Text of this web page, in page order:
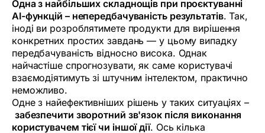
Одна з найбільших складнощів при проєктуванні
AI-функцій – непередбачуваність результатів. Так,
іноді ви розроблятимете продукти для вирішення
конкретних простих завдань — у цьому випадку
передбачуваність відносно висока. Однак
найчастіше спрогнозувати, як саме користувачі
взаємодіятимуть зі штучним інтелектом, практично
неможливо.
Одне з найефективніших рішень у таких ситуаціях –
забезпечити зворотний зв'язок після виконання
користувачем тієї чи іншої дії. Ось кілька